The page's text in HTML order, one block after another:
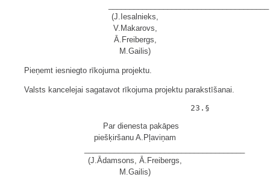
(J.Iesalnieks,
V.Makarovs,
Ā.Freibergs,
M.Gailis)
Pieņemt iesniegto rīkojuma projektu.
Valsts kancelejai sagatavot rīkojuma projektu parakstīšanai.
Par dienesta pakāpes
piešķiršanu A.Pļaviņam
(J.Ādamsons, Ā.Freibergs,
M.Gailis)